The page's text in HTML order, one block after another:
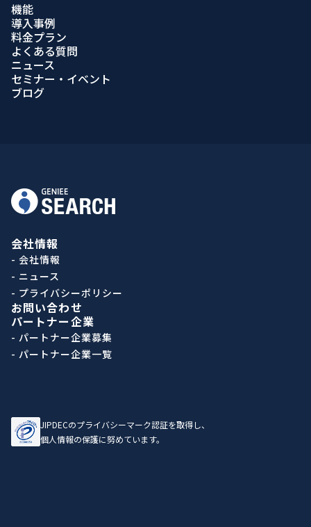
機能
導入事例
料金プラン
よくある質問
ニュース
セミナー・イベント
ブログ
会社情報
- 会社情報
- ニュース
- プライバシーポリシー
お問い合わせ
パートナー企業
- パートナー企業募集
- パートナー企業一覧
JIPDECのプライバシーマーク認証を取得し、
個人情報の保護に努めています。